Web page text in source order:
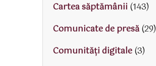
Cartea săptămânii (143)
Comunicate de presă(29)
Comunități digitale(3)